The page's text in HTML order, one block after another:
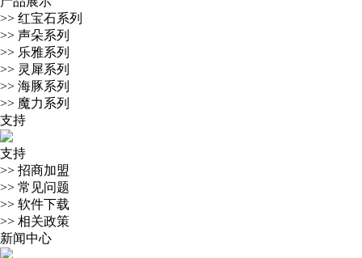
>> 红宝石系列
>> 声朵系列
>> 乐雅系列
>> 灵犀系列
>> 海豚系列
>> 魔力系列
支持
支持
>> 招商加盟
>> 常见问题
>> 软件下载
>> 相关政策
新闻中心